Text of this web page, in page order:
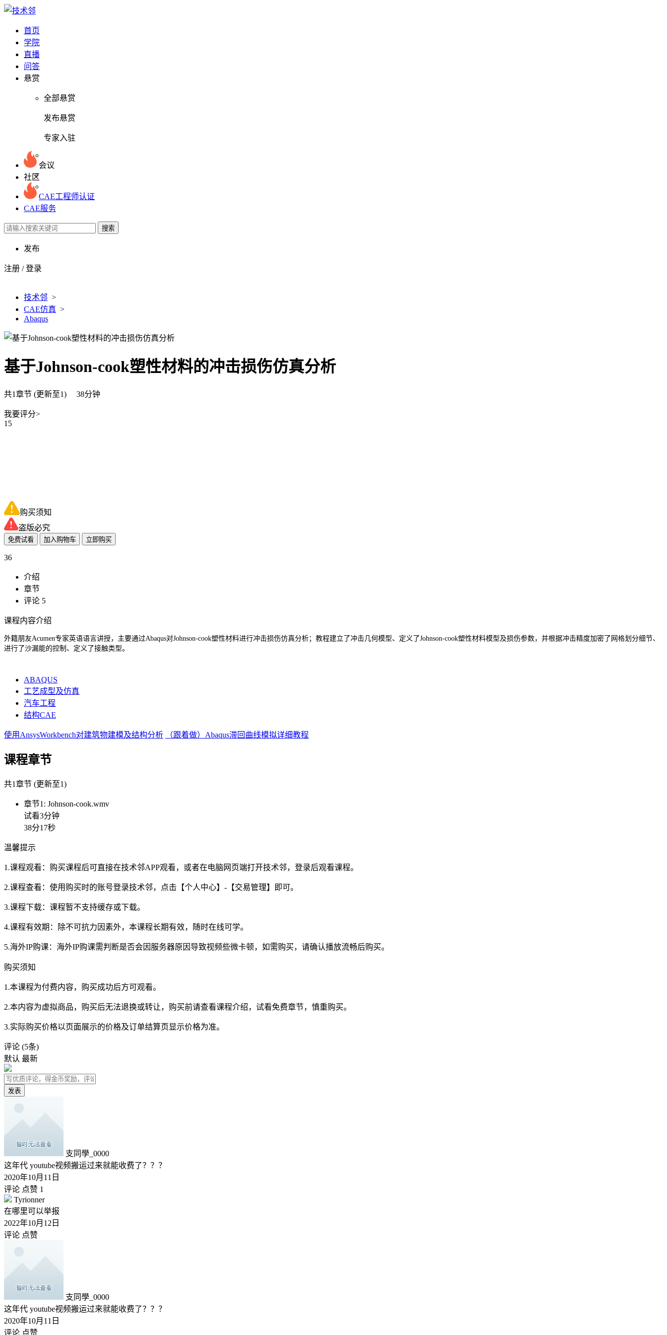
首页
学院
直播
问答
悬赏
全部悬赏
发布悬赏
专家入驻
会议
社区
CAE工程师认证
CAE服务
搜索
发布
注册 /登录
技术邻 >
CAE仿真 >
Abaqus
基于Johnson-cook塑性材料的冲击损伤仿真分析
共1章节 (更新至1) 38分钟
我要评分>
15
购买须知
盗版必究
免费试看 加入购物车 立即购买
36
介绍
章节
评论 5
课程内容介绍
外籍朋友Acumen专家英语语言讲授，主要通过Abaqus对Johnson-cook塑性材料进行冲击损伤仿真分析；教程建立了冲击几何模型、定义了Johnson-cook塑性材料模型及损伤参数，并根据冲击精度加密了网格划分细节、
进行了沙漏能的控制、定义了接触类型。
ABAQUS
工艺成型及仿真
汽车工程
结构CAE
使用AnsysWorkbench对建筑物建模及结构分析 （跟着做）Abaqus滞回曲线模拟详细教程
课程章节
共1章节 (更新至1)
章节1: Johnson-cook.wmv
试看3分钟
38分17秒
温馨提示
1.课程观看：购买课程后可直接在技术邻APP观看，或者在电脑网页端打开技术邻，登录后观看课程。
2.课程查看：使用购买时的账号登录技术邻，点击【个人中心】-【交易管理】即可。
3.课程下载：课程暂不支持缓存或下载。
4.课程有效期：除不可抗力因素外，本课程长期有效，随时在线可学。
5.海外IP购课：海外IP购课需判断是否会因服务器原因导致视频些微卡顿，如需购买，请确认播放流畅后购买。
购买须知
1.本课程为付费内容，购买成功后方可观看。
2.本内容为虚拟商品，购买后无法退换或转让，购买前请查看课程介绍，试看免费章节，慎重购买。
3.实际购买价格以页面展示的价格及订单结算页显示价格为准。
评论 (5条)
默认 最新
发表
支同學_0000
这年代 youtube视频搬运过来就能收费了？？？
2020年10月11日
评论 点赞 1
Tyrionner
在哪里可以举报
2022年10月12日
评论 点赞
支同學_0000
这年代 youtube视频搬运过来就能收费了？？？
2020年10月11日
评论 点赞